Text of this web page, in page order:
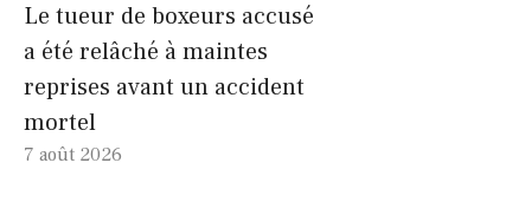
Le tueur de boxeurs accusé
a été relâché à maintes
reprises avant un accident
mortel
7 août 2026